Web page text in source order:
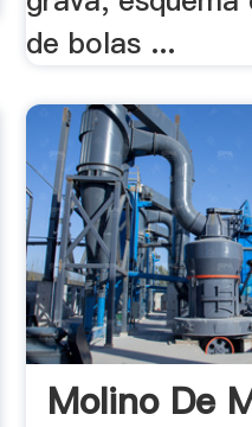
de bolas ...
Molino De